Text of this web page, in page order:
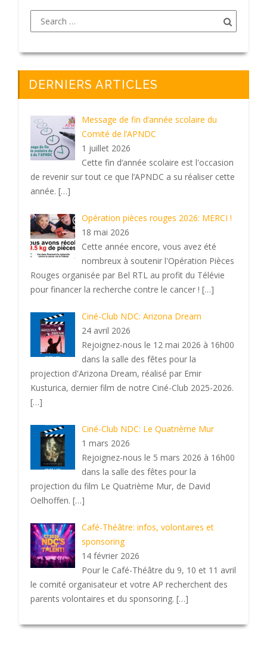
DERNIERS ARTICLES
Message de fin d’année scolaire du
Comité de l’APNDC
1 juillet 2026
Cette fin d‘année scolaire est l'occasion
de revenir sur tout ce que l’APNDC a su réaliser cette
année. […]
Opération pièces rouges 2026: MERCI !
18 mai 2026
Cette année encore, vous avez été
nombreux à soutenir l'Opération Pièces
Rouges organisée par Bel RTL au profit du Télévie
pour financer la recherche contre le cancer ! […]
Ciné-Club NDC: Arizona Dream
24 avril 2026
Rejoignez-nous le 12 mai 2026 à 16h00
dans la salle des fêtes pour la
projection d'Arizona Dream, réalisé par Emir
Kusturica, dernier film de notre Ciné-Club 2025-2026.
[…]
Ciné-Club NDC: Le Quatrième Mur
1 mars 2026
Rejoignez-nous le 5 mars 2026 à 16h00
dans la salle des fêtes pour la
projection du film Le Quatrième Mur, de David
Oelhoffen. […]
Café-Théâtre: infos, volontaires et
sponsoring
14 février 2026
Pour le Café-Théâtre du 9, 10 et 11 avril
le comité organisateur et votre AP recherchent des
parents volontaires et du sponsoring. […]